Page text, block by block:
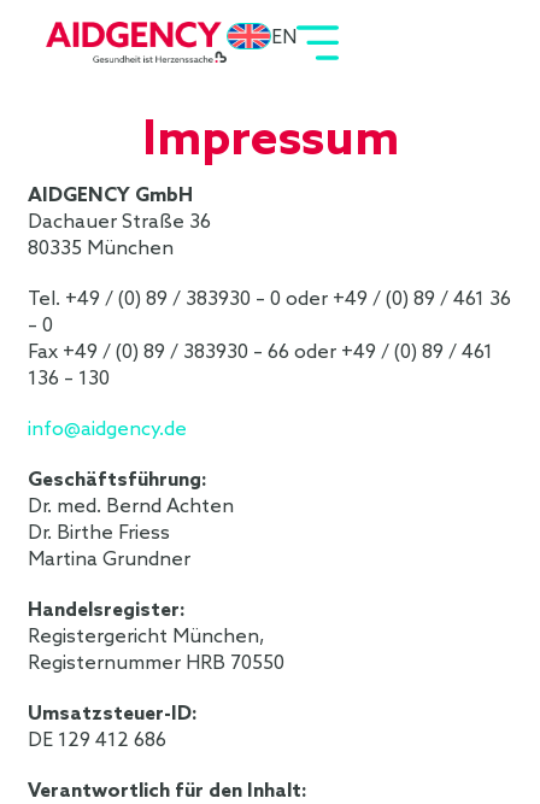
EN
Impressum
AIDGENCY GmbH
Dachauer Straße 36
80335 München
Tel. +49 / (0) 89 / 383930 – 0 oder +49 / (0) 89 / 461 36
– 0
Fax +49 / (0) 89 / 383930 – 66 oder +49 / (0) 89 / 461
136 – 130
info@aidgency.de
Geschäftsführung:
Dr. med. Bernd Achten
Dr. Birthe Friess
Martina Grundner
Handelsregister:
Registergericht München,
Registernummer HRB 70550
Umsatzsteuer-ID:
DE 129 412 686
Verantwortlich für den Inhalt: